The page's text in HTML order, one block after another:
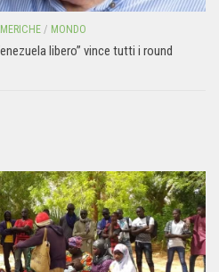
/ MONDO
libero” vince tutti i round